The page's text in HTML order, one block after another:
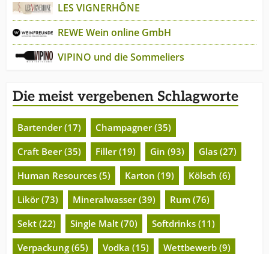
LES VIGNERHÔNE
REWE Wein online GmbH
VIPINO und die Sommeliers
Die meist vergebenen Schlagworte
Bartender (17)
Champagner (35)
Craft Beer (35)
Filler (19) Gin (93)
Glas (27)
Human Resources (5)
Karton (19)
Kölsch (6)
Likör (73)
Mineralwasser (39)
Rum (76)
Sekt (22)
Single Malt (70)
Softdrinks (11)
Verpackung (65)
Vodka (15)
Wettbewerb (9)